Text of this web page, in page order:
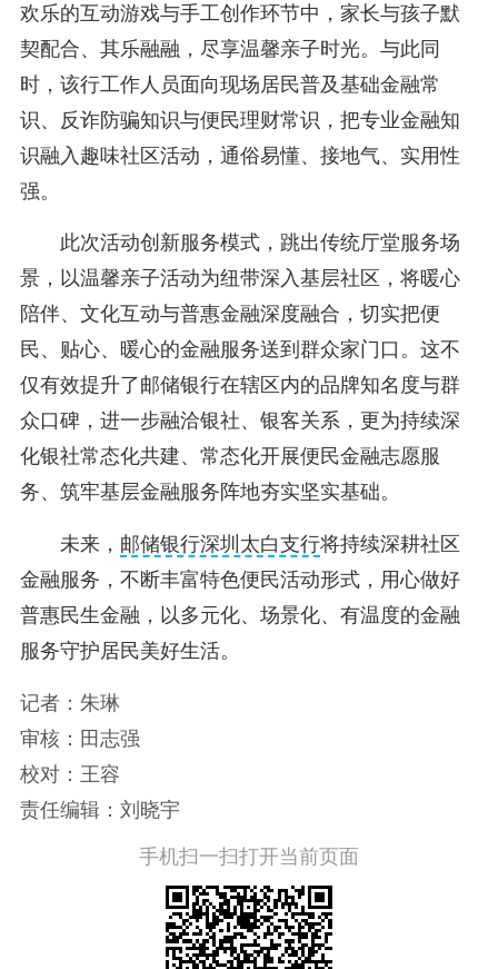
欢乐的互动游戏与手工创作环节中，家长与孩子默
契配合、其乐融融，尽享温馨亲子时光。与此同
时，该行工作人员面向现场居民普及基础金融常
识、反诈防骗知识与便民理财常识，把专业金融知
识融入趣味社区活动，通俗易懂、接地气、实用性
强。
此次活动创新服务模式，跳出传统厅堂服务场
景，以温馨亲子活动为纽带深入基层社区，将暖心
陪伴、文化互动与普惠金融深度融合，切实把便
民、贴心、暖心的金融服务送到群众家门口。这不
仅有效提升了邮储银行在辖区内的品牌知名度与群
众口碑，进一步融洽银社、银客关系，更为持续深
化银社常态化共建、常态化开展便民金融志愿服
务、筑牢基层金融服务阵地夯实坚实基础。
未来， 邮储银行深圳太白支行将持续深耕社区
金融服务，不断丰富特色便民活动形式，用心做好
普惠民生金融，以多元化、场景化、有温度的金融
服务守护居民美好生活。
记者：朱琳
审核：田志强
校对：王容
责任编辑：刘晓宇
手机扫一扫打开当前页面